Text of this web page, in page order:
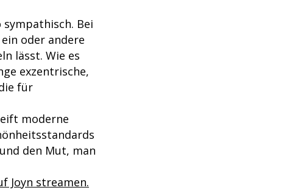
Bei
oder andere
lässt. Wie es
exzentrische,
für
moderne
den Mut, man
Joyn streamen.